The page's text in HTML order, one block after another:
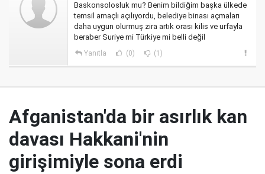
Baskonsolosluk mu? Benim bildiğim başka ülkede
temsil amaçlı açılıyordu, belediye binası açmaları
daha uygun olurmuş zira artık orası kilis ve urfayla
beraber Suriye mi Türkiye mi belli değil
Yanıtla (0) (1)
Afganistan'da bir asırlık kan
davası Hakkani'nin
girişimiyle sona erdi